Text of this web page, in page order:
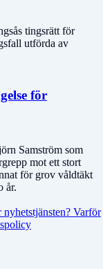
tingsrätt för
utförda av
för
Samström som
mot ett stort
för grov våldtäkt
år.
Varför